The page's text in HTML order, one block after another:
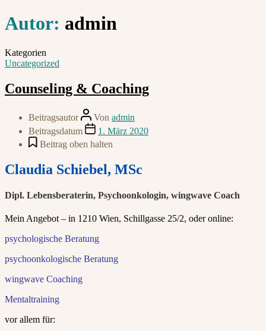
Autor: admin
Kategorien
Uncategorized
Counseling & Coaching
Beitragsautor Von admin
Beitragsdatum
1. März 2020
Beitrag oben halten
Claudia Schiebel, MSc
Dipl. Lebensberaterin, Psychoonkologin, wingwave Coach
Mein Angebot – in 1210 Wien, Schillgasse 25/2, oder online:
psychologische Beratung
psychoonkologische Beratung
wingwave Coaching
Mentaltraining
vor allem für: